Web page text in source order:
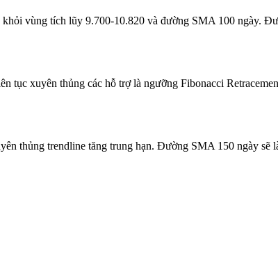
vùng tích lũy 9.700-10.820 và đường SMA 100 ngày.
tục xuyên thủng các hỗ trợ là ngưỡng Fibonacci
thủng trendline tăng trung hạn. Đường SMA 150 ngày sẽ